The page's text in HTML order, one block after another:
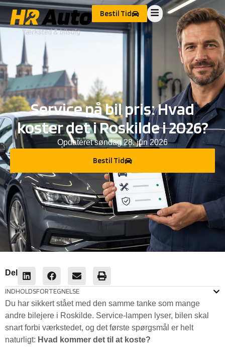
Bestil Tid
Service på bil pris: Hvad
koster det i Roskilde i 2026?
Opdateret søndag 28. jun 2026
Bestil Tid
Del
INDHOLDSFORTEGNELSE
Du har sikkert stået med den samme tanke som mange
andre bilejere i Roskilde. Service-lampen lyser, bilen skal
snart forbi værkstedet, og det første spørgsmål er helt
naturligt: Hvad kommer det til at koste?